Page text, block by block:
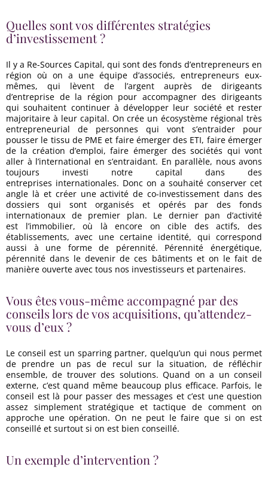
Quelles sont vos différentes stratégies
d’investissement ?
Il y a Re-Sources Capital, qui sont des fonds d’entrepreneurs en
région où on a une équipe d’associés, entrepreneurs eux-
mêmes, qui lèvent de l’argent auprès de dirigeants
d’entreprise de la région pour accompagner des dirigeants
qui souhaitent continuer à développer leur société et rester
majoritaire à leur capital. On crée un écosystème régional très
entrepreneurial de personnes qui vont s’entraider pour
pousser le tissu de PME et faire émerger des ETI, faire émerger
de la création d’emploi, faire émerger des sociétés qui vont
aller à l’international en s’entraidant. En parallèle, nous avons
toujours investi notre capital dans des
entreprises internationales. Donc on a souhaité conserver cet
angle là et créer une activité de co-investissement dans des
dossiers qui sont organisés et opérés par des fonds
internationaux de premier plan. Le dernier pan d’activité
est l’immobilier, où là encore on cible des actifs, des
établissements, avec une certaine identité, qui correspond
aussi à une forme de pérennité. Pérennité énergétique,
pérennité dans le devenir de ces bâtiments et on le fait de
manière ouverte avec tous nos investisseurs et partenaires.
Vous êtes vous-même accompagné par des
conseils lors de vos acquisitions, qu’attendez-
vous d’eux ?
Le conseil est un sparring partner, quelqu’un qui nous permet
de prendre un pas de recul sur la situation, de réfléchir
ensemble, de trouver des solutions. Quand on a un conseil
externe, c’est quand même beaucoup plus efficace. Parfois, le
conseil est là pour passer des messages et c’est une question
assez simplement stratégique et tactique de comment on
approche une opération. On ne peut le faire que si on est
conseillé et surtout si on est bien conseillé.
Un exemple d’intervention ?